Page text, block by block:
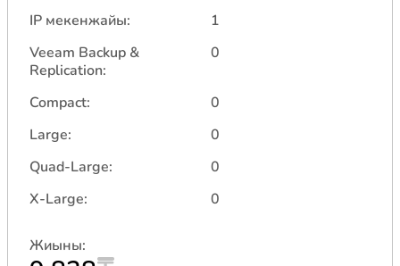
IP мекенжайы:
1
Veeam Backup &
Replication:
0
Compact:
0
Large:
0
Quad-Large:
0
X-Large:
0
Жиыны: